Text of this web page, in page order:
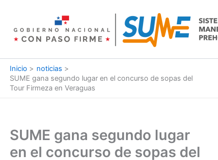
contenido
Inicio
noticias
SUME gana segundo lugar en el concurso de sopas del
Tour Firmeza en Veraguas
SUME gana segundo lugar
en el concurso de sopas del